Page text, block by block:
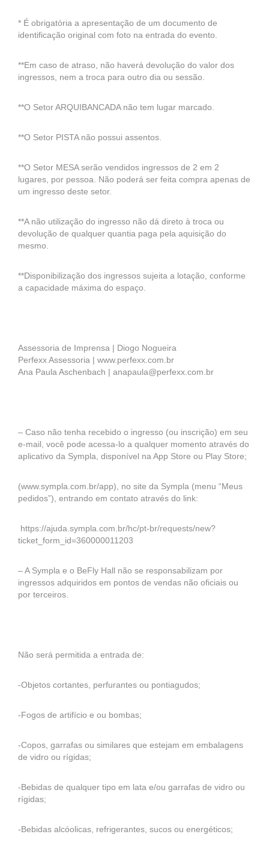
* É obrigatória a apresentação de um documento de
identificação original com foto na entrada do evento.
**Em caso de atraso, não haverá devolução do valor dos
ingressos, nem a troca para outro dia ou sessão.
**O Setor ARQUIBANCADA não tem lugar marcado.
**O Setor PISTA não possui assentos.
**O Setor MESA serão vendidos ingressos de 2 em 2
lugares, por pessoa. Não poderá ser feita compra apenas de
um ingresso deste setor.
**A não utilização do ingresso não dá direto à troca ou
devolução de qualquer quantia paga pela aquisição do
mesmo.
**Disponibilização dos ingressos sujeita a lotação, conforme
a capacidade máxima do espaço.
Assessoria de Imprensa | Diogo Nogueira
Perfexx Assessoria | www.perfexx.com.br
Ana Paula Aschenbach | anapaula@perfexx.com.br
– Caso não tenha recebido o ingresso (ou inscrição) em seu
e-mail, você pode acessa-lo a qualquer momento através do
aplicativo da Sympla, disponível na App Store ou Play Store;
(www.sympla.com.br/app), no site da Sympla (menu “Meus
pedidos”), entrando em contato através do link:
https://ajuda.sympla.com.br/hc/pt-br/requests/new?
ticket_form_id=360000011203
– A Sympla e o BeFly Hall não se responsabilizam por
ingressos adquiridos em pontos de vendas não oficiais ou
por terceiros.
Não será permitida a entrada de:
-Objetos cortantes, perfurantes ou pontiagudos;
-Fogos de artifício e ou bombas;
-Copos, garrafas ou similares que estejam em embalagens
de vidro ou rígidas;
-Bebidas de qualquer tipo em lata e/ou garrafas de vidro ou
rígidas;
-Bebidas alcóolicas, refrigerantes, sucos ou energéticos;